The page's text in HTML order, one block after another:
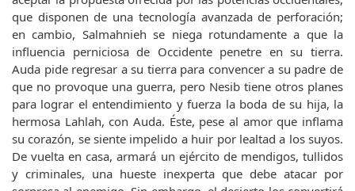
que disponen de una tecnología avanzada de perforación;
en cambio, Salmahnieh se niega rotundamente a que la
influencia perniciosa de Occidente penetre en su tierra.
Auda pide regresar a su tierra para convencer a su padre de
que no provoque una guerra, pero Nesib tiene otros planes
para lograr el entendimiento y fuerza la boda de su hija, la
hermosa Lahlah, con Auda. Éste, pese al amor que inflama
su corazón, se siente impelido a huir por lealtad a los suyos.
De vuelta en casa, armará un ejército de mendigos, tullidos
y criminales, una hueste inexperta que debe atacar por